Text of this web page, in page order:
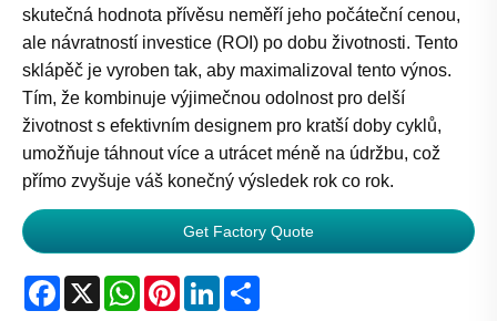
skutečná hodnota přívěsu neměří jeho počáteční cenou,
ale návratností investice (ROI) po dobu životnosti. Tento
sklápěč je vyroben tak, aby maximalizoval tento výnos.
Tím, že kombinuje výjimečnou odolnost pro delší
životnost s efektivním designem pro kratší doby cyklů,
umožňuje táhnout více a utrácet méně na údržbu, což
přímo zvyšuje váš konečný výsledek rok co rok.
Get Factory Quote
Facebook
X WhatsApp
PinterestLinkedIn